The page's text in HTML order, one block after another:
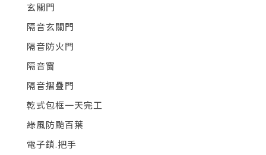
玄關門
隔音玄關門
隔音防火門
隔音窗
隔音摺疊門
乾式包框一天完工
綠風防颱百葉
電子鎖.把手